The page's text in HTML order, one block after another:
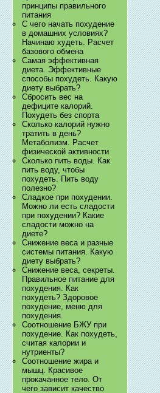
принципы правильного
питания
С чего начать похудение
в домашних условиях?
Начинаю худеть. Расчет
базового обмена
Самая эффективная
диета. Эффективные
способы похудеть. Какую
диету выбрать?
Сбросить вес на
дефиците калорий.
Похудеть без спорта
Сколько калорий нужно
тратить в день?
Метаболизм. Расчет
физической активности
Сколько пить воды. Как
пить воду, чтобы
похудеть. Пить воду
полезно?
Сладкое при похудении.
Можно ли есть сладости
при похудении? Какие
сладости можно на
диете?
Снижение веса и разные
системы питания. Какую
диету выбрать?
Снижение веса, секреты.
Правильное питание для
похудения. Как
похудеть? Здоровое
похудение, меню для
похудения.
Соотношение БЖУ при
похудение. Как похудеть,
считая калории и
нутриенты?
Соотношение жира и
мышц. Красивое
прокачанное тело. От
чего зависит качество